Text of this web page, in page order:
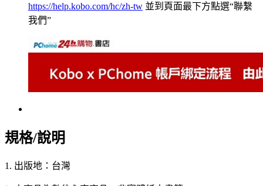
https://help.kobo.com/hc/zh-tw 並到頁面最下方點選“聯繫
我們”
規格/說明
1. 出版地：台灣